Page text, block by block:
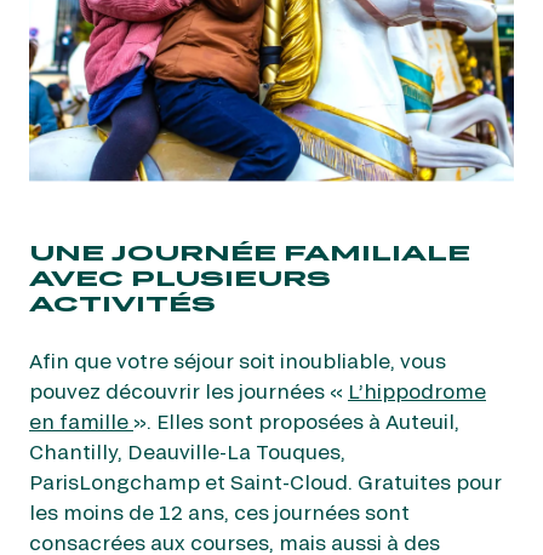
UNE JOURNÉE FAMILIALE
AVEC PLUSIEURS
ACTIVITÉS
Afin que votre séjour soit inoubliable, vous
pouvez découvrir les journées « L’hippodrome
en famille ». Elles sont proposées à Auteuil,
Chantilly, Deauville-La Touques,
ParisLongchamp et Saint-Cloud. Gratuites pour
les moins de 12 ans, ces journées sont
consacrées aux courses, mais aussi à des